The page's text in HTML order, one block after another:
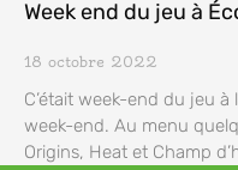
Week end du jeu à
18 octobre 2022
C’était week-end du jeu à
week-end. Au menu
Origins, Heat et Champ